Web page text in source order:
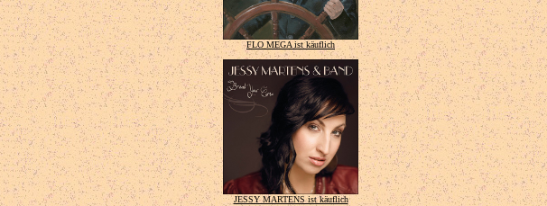
FLO MEGA ist käuflich
JESSY MARTENS ist käuflich